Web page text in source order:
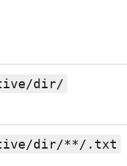
dir/
dir/**/.txt